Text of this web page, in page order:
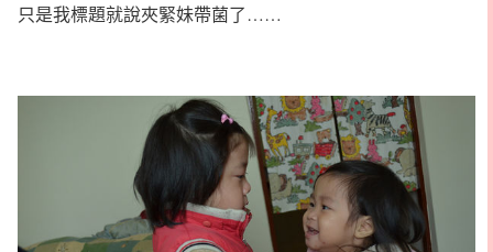
只是我標題就說夾緊妹帶菌了……